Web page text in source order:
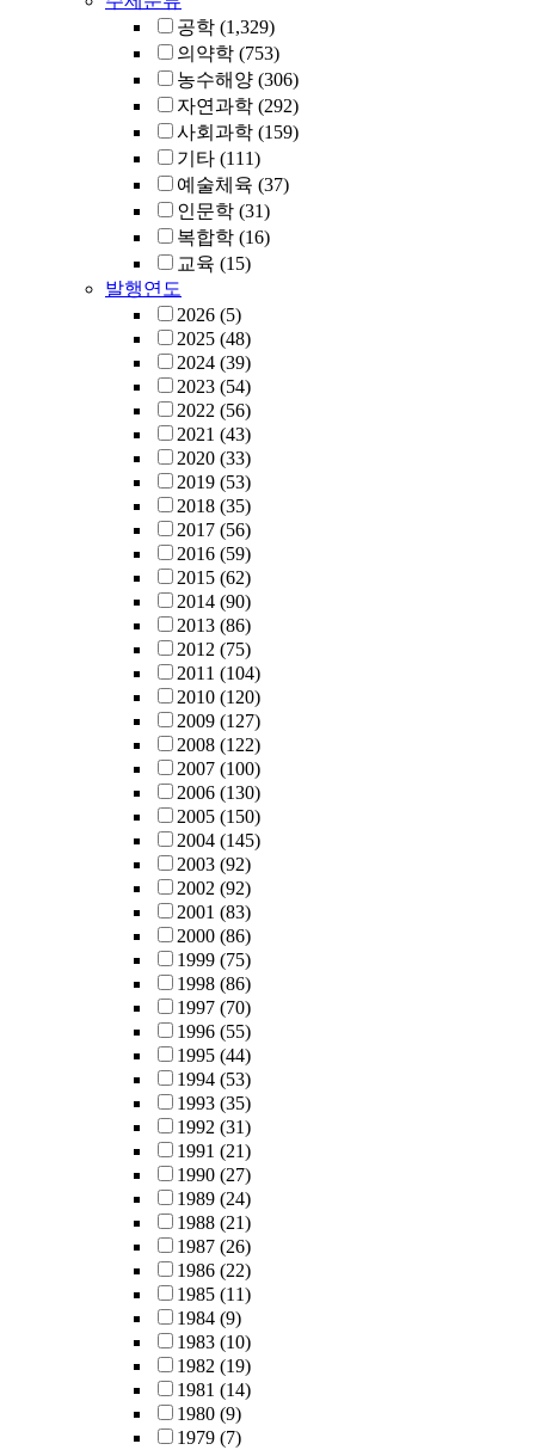
공학 (1,329)
의약학 (753)
농수해양 (306)
자연과학 (292)
사회과학 (159)
기타 (111)
예술체육 (37)
인문학 (31)
복합학 (16)
교육 (15)
발행연도
2026 (5)
2025 (48)
2024 (39)
2023 (54)
2022 (56)
2021 (43)
2020 (33)
2019 (53)
2018 (35)
2017 (56)
2016 (59)
2015 (62)
2014 (90)
2013 (86)
2012 (75)
2011 (104)
2010 (120)
2009 (127)
2008 (122)
2007 (100)
2006 (130)
2005 (150)
2004 (145)
2003 (92)
2002 (92)
2001 (83)
2000 (86)
1999 (75)
1998 (86)
1997 (70)
1996 (55)
1995 (44)
1994 (53)
1993 (35)
1992 (31)
1991 (21)
1990 (27)
1989 (24)
1988 (21)
1987 (26)
1986 (22)
1985 (11)
1984 (9)
1983 (10)
1982 (19)
1981 (14)
1980 (9)
1979 (7)